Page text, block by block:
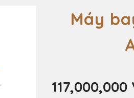
Máy
143,700,000